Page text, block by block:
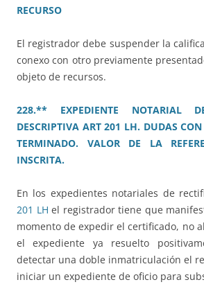
RECURSO
El registrador debe suspender la
conexo con otro previamente
objeto de recursos.
228.** EXPEDIENTE NOTARIAL
DESCRIPTIVA ART 201 LH. DUDAS
TERMINADO. VALOR DE LA
INSCRITA.
En los expedientes notariales de
201 LH el registrador tiene que
momento de expedir el certificado, no
el expediente ya resuelto
detectar una doble inmatriculación el
iniciar un expediente de oficio para